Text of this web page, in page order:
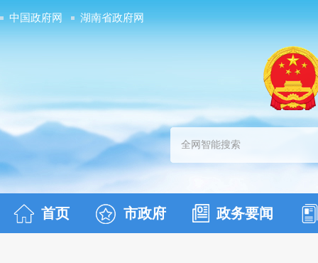
中国政府网 湖南省政府网
首页 市政府 政务要闻